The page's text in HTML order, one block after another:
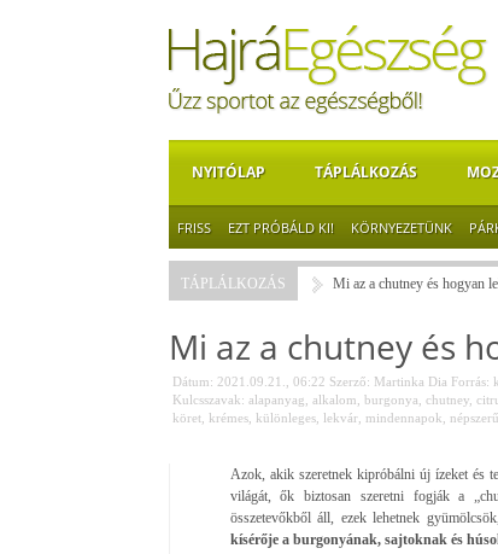
NYITÓLAP TÁPLÁLKOZÁS
FRISS EZT PRÓBÁLD KI! KÖRNYEZETÜNK
TÁPLÁLKOZÁS Mi az a chutney és hogyan
Mi az a chutney és
Dátum: 2021.09.21., 06:22 Szerző: Martinka Dia Forrás:
Kulcsszavak: alapanyag alkalom burgonya chutney,
köret, krémes, különleges, lekvár, mindennapok népszerű
Azok, akik szeretnek kipróbálni új ízeket és
világát, ők biztosan szeretni fogják a
összetevőkből áll, ezek lehetnek
kísérője a burgonyának, sajtoknak és